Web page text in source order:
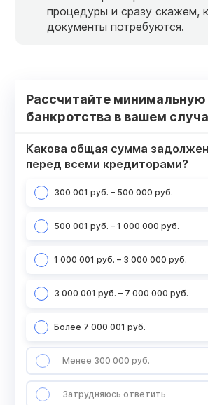
процедуры и сразу скажем,
документы потребуются.
Рассчитайте
банкротства в вашем
Какова общая сумма
перед всеми кредиторами?
300 001 руб. – 500 000 руб.
500 001 руб. – 1 000 000 руб.
1 000 001 руб. – 3 000 000 руб.
3 000 001 руб. – 7 000 000 руб.
Более 7 000 001 руб.
Менее 300 000 руб.
Затрудняюсь ответить